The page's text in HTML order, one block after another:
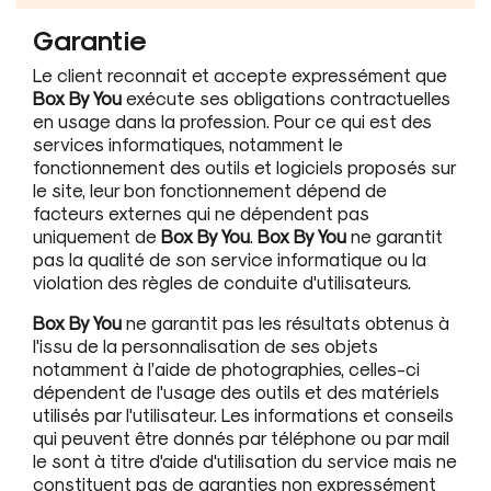
Garantie
Le client reconnait et accepte expressément que
Box By You exécute ses obligations contractuelles
en usage dans la profession. Pour ce qui est des
services informatiques, notamment le
fonctionnement des outils et logiciels proposés sur
le site, leur bon fonctionnement dépend de
facteurs externes qui ne dépendent pas
uniquement de Box By You Box By You ne garantit
pas la qualité de son service informatique ou la
violation des règles de conduite d'utilisateurs.
Box By You ne garantit pas les résultats obtenus à
l'issu de la personnalisation de ses objets
notamment à l’aide de photographies, celles-ci
dépendent de l'usage des outils et des matériels
utilisés par l'utilisateur. Les informations et conseils
qui peuvent être donnés par téléphone ou par mail
le sont à titre d'aide d'utilisation du service mais ne
constituent pas de garanties non expressément